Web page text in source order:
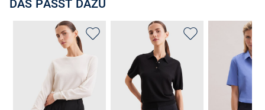
DAS PASST DAZU